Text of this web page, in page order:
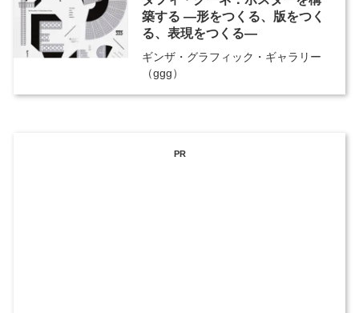
築する ―形をつくる、版をつく
る、表現をつくる―
ギンザ・グラフィック・ギャラリー
（ggg）
PR